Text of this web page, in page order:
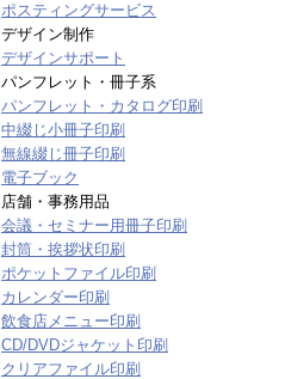
ポスティングサービス
デザイン制作
デザインサポート
パンフレット・冊子系
パンフレット・カタログ印刷
中綴じ小冊子印刷
無線綴じ冊子印刷
電子ブック
店舗・事務用品
会議・セミナー用冊子印刷
封筒・挨拶状印刷
ポケットファイル印刷
カレンダー印刷
飲食店メニュー印刷
CD/DVDジャケット印刷
クリアファイル印刷